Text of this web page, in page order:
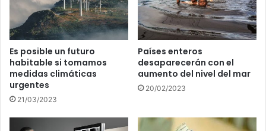
Es posible un futuro
habitable si tomamos
medidas climáticas
urgentes
21/03/2023
Países enteros
desaparecerán con el
aumento del nivel del mar
20/02/2023